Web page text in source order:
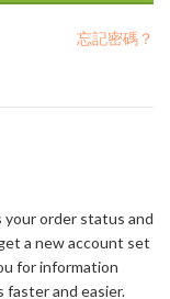
忘記密碼？
order status and
a new account set
for information
faster and easier.